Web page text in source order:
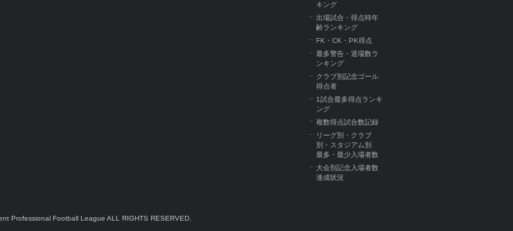
キング
出場試合・得点時年
齢ランキング
FK・CK・PK得点
最多警告・退場数ラ
ンキング
クラブ別記念ゴール
得点者
1試合最多得点ランキ
ング
複数得点試合数記録
リーグ別・クラブ
別・スタジアム別
最多・最少入場者数
大会別記念入場者数
達成状況
Professional Football League ALL RIGHTS RESERVED.